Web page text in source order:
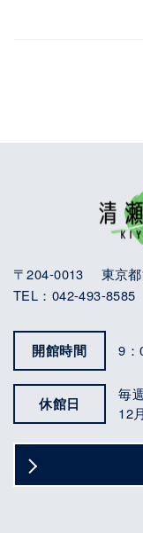
〒204-0013 東京都
TEL：042-493-
開館時間 9：
休館日
毎
12